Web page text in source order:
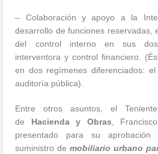
– Colaboración y apoyo a la
desarrollo de funciones reservadas,
del control interno en sus dos
interventora y control financiero.
en dos regímenes diferenciados:
auditoría pública).
Entre otros asuntos, el
de Hacienda y Obras ,
presentado para su
suministro demobiliario urbano